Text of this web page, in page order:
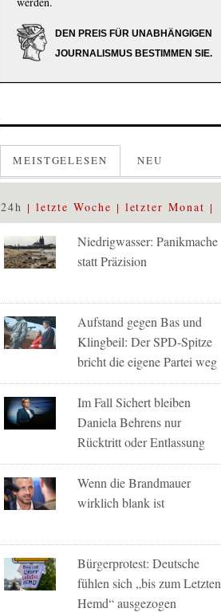
DEN PREIS FÜR UNABHÄNGIGEN
JOURNALISMUS BESTIMMEN SIE.
MEISTGELESEN NEU
24h letzte Woche letzter Monat
Niedrigwasser: Panikmache
statt Präzision
Aufstand gegen Bas und
Klingbeil: Der SPD-Spitze
bricht die eigene Partei weg
Im Fall Sichert bleiben
Daniela Behrens nur
Rücktritt oder Entlassung
Wenn die Brandmauer
wirklich blank ist
Bürgerprotest: Deutsche
fühlen sich „bis zum Letzten
Hemd“ ausgezogen